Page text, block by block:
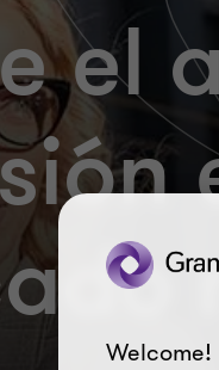
el
Welcome!